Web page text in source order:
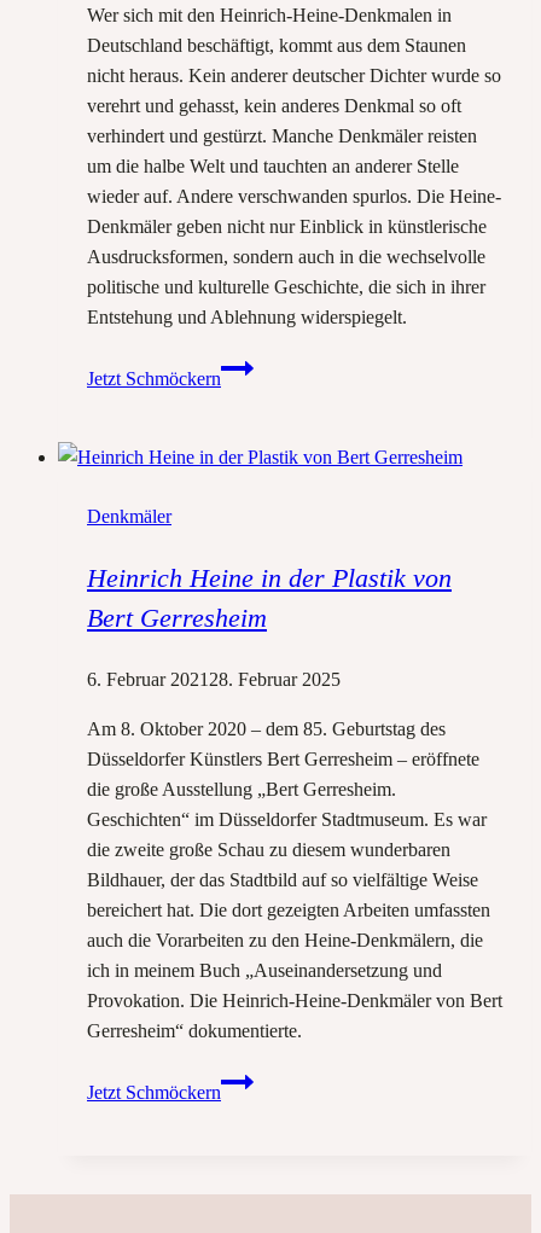
Wer sich mit den Heinrich-Heine-Denkmalen in
Deutschland beschäftigt, kommt aus dem Staunen
nicht heraus. Kein anderer deutscher Dichter wurde so
verehrt und gehasst, kein anderes Denkmal so oft
verhindert und gestürzt. Manche Denkmäler reisten
um die halbe Welt und tauchten an anderer Stelle
wieder auf. Andere verschwanden spurlos. Die Heine-
Denkmäler geben nicht nur Einblick in künstlerische
Ausdrucksformen, sondern auch in die wechselvolle
politische und kulturelle Geschichte, die sich in ihrer
Entstehung und Ablehnung widerspiegelt.
Jetzt Schmöckern
Von
zur
Heinrich
Heine
vom
bis
heute
Denkmäler
Heinrich Heine in der Plastik von
Bert Gerresheim
6. Februar 2021 28. Februar 2025
Am 8. Oktober 2020 – dem 85. Geburtstag des
Düsseldorfer Künstlers Bert Gerresheim – eröffnete
die große Ausstellung „Bert Gerresheim.
Geschichten“ im Düsseldorfer Stadtmuseum. Es war
die zweite große Schau zu diesem wunderbaren
Bildhauer, der das Stadtbild auf so vielfältige Weise
bereichert hat. Die dort gezeigten Arbeiten umfassten
auch die Vorarbeiten zu den Heine-Denkmälern, die
ich in meinem Buch „Auseinandersetzung und
Provokation. Die Heinrich-Heine-Denkmäler von Bert
Gerresheim“ dokumentierte.
Jetzt Schmöckern
Heinrich
Plastik